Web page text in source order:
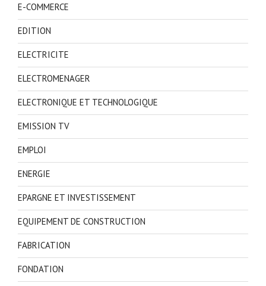
E-COMMERCE
EDITION
ELECTRICITE
ELECTROMENAGER
ELECTRONIQUE ET TECHNOLOGIQUE
EMISSION TV
EMPLOI
ENERGIE
EPARGNE ET INVESTISSEMENT
EQUIPEMENT DE CONSTRUCTION
FABRICATION
FONDATION